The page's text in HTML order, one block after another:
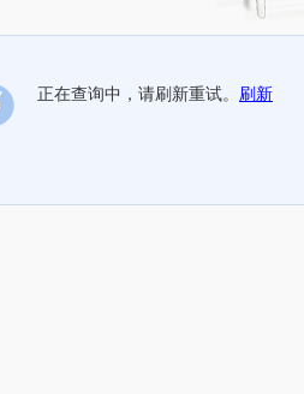
正在查询中，请刷新重试。 刷新